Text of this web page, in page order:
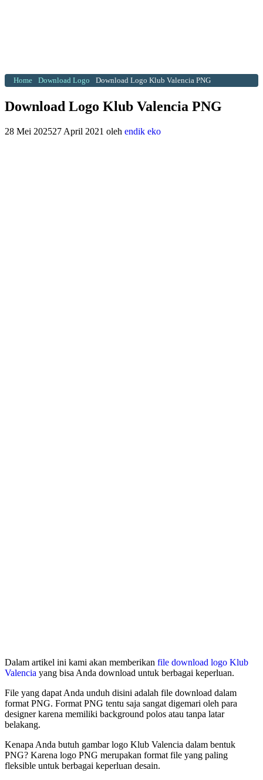
Home Download Logo Download Logo Klub Valencia PNG
Download Logo Klub Valencia PNG
28 Mei 202527 April 2021 oleh endik eko
Dalam artikel ini kami akan memberikan file download logo Klub
Valencia yang bisa Anda download untuk berbagai keperluan.
File yang dapat Anda unduh disini adalah file download dalam
format PNG. Format PNG tentu saja sangat digemari oleh para
designer karena memiliki background polos atau tanpa latar
belakang.
Kenapa Anda butuh gambar logo Klub Valencia dalam bentuk
PNG? Karena logo PNG merupakan format file yang paling
fleksible untuk berbagai keperluan desain.